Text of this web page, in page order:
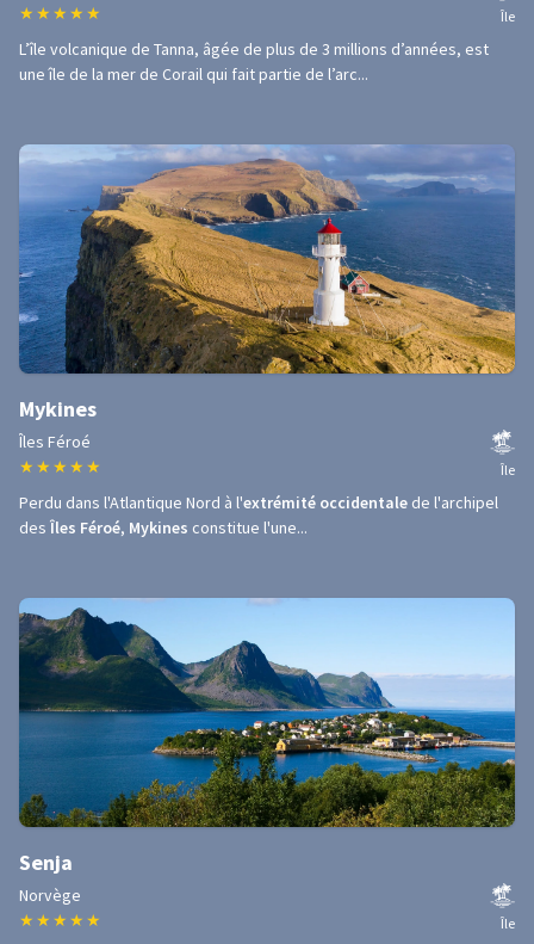
★ ★ ★ ★ ★ Île
L’île volcanique de Tanna, âgée de plus de 3 millions d’années, est
une île de la mer de Corail qui fait partie de l’arc...
Mykines
Îles Féroé
★ ★ ★ ★ ★ Île
Perdu dans l'Atlantique Nord à l'extrémité occidentale de l'archipel
des Îles Féroé, Mykines constitue l'une...
Senja
Norvège
★ ★ ★ ★ ★ Île